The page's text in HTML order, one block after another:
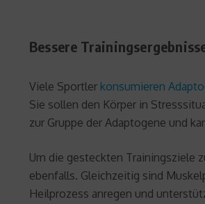
Bessere
Viele Sportler konsumieren
Sie sollen den Körper in
zur Gruppe der Adaptogene und
Um die gesteckten Trainingsziele
ebenfalls. Gleichzeitig sind
Heilprozess anregen und